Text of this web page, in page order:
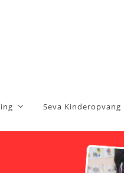
Seva Kinderopvang